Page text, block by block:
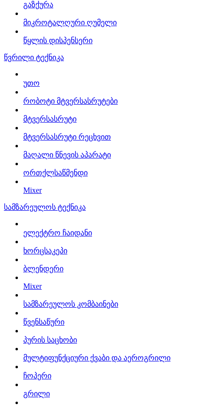
გაზქურა
მიკროტალღური ღუმელი
წყლის დისპენსერი
წვრილი ტექნიკა
უთო
რობოტი მტვერსასრუტები
მტვერსასრუტი
მტვერსასრუტი რეცხვით
მაღალი წნევის აპარატი
ორთქლსაწმენდი
Mixer
სამზარეულოს ტექნიკა
ელექტრო ჩაიდანი
ხორცსაკეპი
ბლენდერი
Mixer
სამზარეულოს კომბაინები
წვენსაწური
პურის საცხობი
მულტიფუნქციური ქვაბი და აეროგრილი
ჩოპერი
გრილი